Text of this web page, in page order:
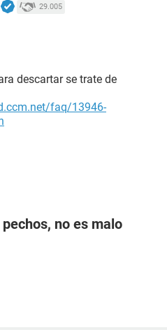
29.005
descartar se trate de
faq/13946-
no es malo